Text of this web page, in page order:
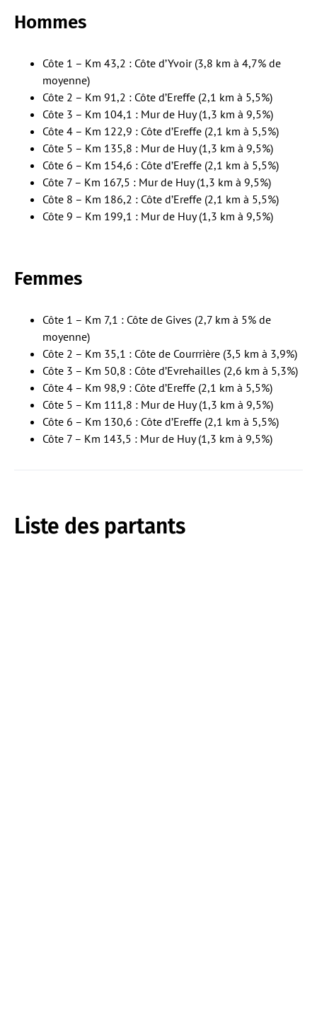
Hommes
Côte 1 – Km 43,2 : Côte d’Yvoir (3,8 km à 4,7% de
moyenne)
Côte 2 – Km 91,2 : Côte d’Ereffe (2,1 km à 5,5%)
Côte 3 – Km 104,1 : Mur de Huy (1,3 km à 9,5%)
Côte 4 – Km 122,9 : Côte d’Ereffe (2,1 km à 5,5%)
Côte 5 – Km 135,8 : Mur de Huy (1,3 km à 9,5%)
Côte 6 – Km 154,6 : Côte d’Ereffe (2,1 km à 5,5%)
Côte 7 – Km 167,5 : Mur de Huy (1,3 km à 9,5%)
Côte 8 – Km 186,2 : Côte d’Ereffe (2,1 km à 5,5%)
Côte 9 – Km 199,1 : Mur de Huy (1,3 km à 9,5%)
Femmes
Côte 1 – Km 7,1 : Côte de Gives (2,7 km à 5% de
moyenne)
Côte 2 – Km 35,1 : Côte de Courrrière (3,5 km à 3,9%)
Côte 3 – Km 50,8 : Côte d’Evrehailles (2,6 km à 5,3%)
Côte 4 – Km 98,9 : Côte d’Ereffe (2,1 km à 5,5%)
Côte 5 – Km 111,8 : Mur de Huy (1,3 km à 9,5%)
Côte 6 – Km 130,6 : Côte d’Ereffe (2,1 km à 5,5%)
Côte 7 – Km 143,5 : Mur de Huy (1,3 km à 9,5%)
Liste des partants